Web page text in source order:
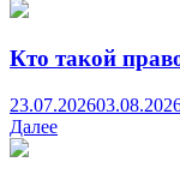
Кто такой
23.07.2026
Далее